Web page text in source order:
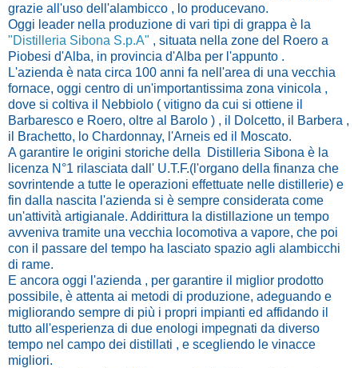
grazie all'uso dell'alambicco , lo producevano.
Oggi leader nella produzione di vari tipi di grappa è la
"Distilleria Sibona S.p.A" , situata nella zone del Roero a
Piobesi d'Alba, in provincia d'Alba per l'appunto .
L'azienda è nata circa 100 anni fa nell'area di una vecchia
fornace, oggi centro di un'importantissima zona vinicola ,
dove si coltiva il Nebbiolo ( vitigno da cui si ottiene il
Barbaresco e Roero, oltre al Barolo ) , il Dolcetto, il Barbera ,
il Brachetto, lo Chardonnay, l'Arneis ed il Moscato.
A garantire le origini storiche della Distilleria Sibona è la
licenza N°1 rilasciata dall' U.T.F.(l'organo della finanza che
sovrintende a tutte le operazioni effettuate nelle distillerie) e
fin dalla nascita l'azienda si è sempre considerata come
un'attività artigianale. Addirittura la distillazione un tempo
avveniva tramite una vecchia locomotiva a vapore, che poi
con il passare del tempo ha lasciato spazio agli alambicchi
di rame.
E ancora oggi l'azienda , per garantire il miglior prodotto
possibile, è attenta ai metodi di produzione, adeguando e
migliorando sempre di più i propri impianti ed affidando il
tutto all'esperienza di due enologi impegnati da diverso
tempo nel campo dei distillati , e scegliendo le vinacce
migliori.